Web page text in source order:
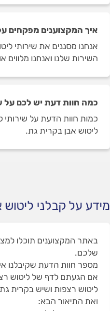
איך המקצוענים מפקחים
אנחנו מסננים את שירותי
השירות שלנו ואנחנו
כמה חוות דעת יש לכם על
ליטוש אבן בקרית גת.
מידע על קבלני
שלכם.
מספר חוות הדעת שקיבלנו אי
אם הגעתם לדף של ליטוש
ליטוש רצפות ושיש בקרית
ואת התיאור הבא: